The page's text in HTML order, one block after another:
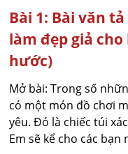
Bài 1: Bài văn
làm đẹp giả
hước)
Mở bài: Trong số
có một món đồ chơi
yêu. Đó là chiếc túi
Em sẽ kể cho các bạn